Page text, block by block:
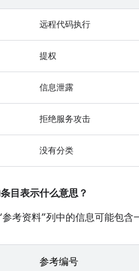
远程代码执行
提权
信息泄露
拒绝服务攻击
没有分类
目表示什么意思？
考资料”列中的信息可能包含
参考编号